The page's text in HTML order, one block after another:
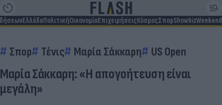
ΕλλάδαΠολιτικήΟικονομίαΕπιχειρήσειςΚόσμοςΣπορShowbizWeekend
Σπορ Τένις Μαρία Σάκκαρη US Open
Μαρία Σάκκαρη: «Η απογοήτευση είναι
μεγάλη»